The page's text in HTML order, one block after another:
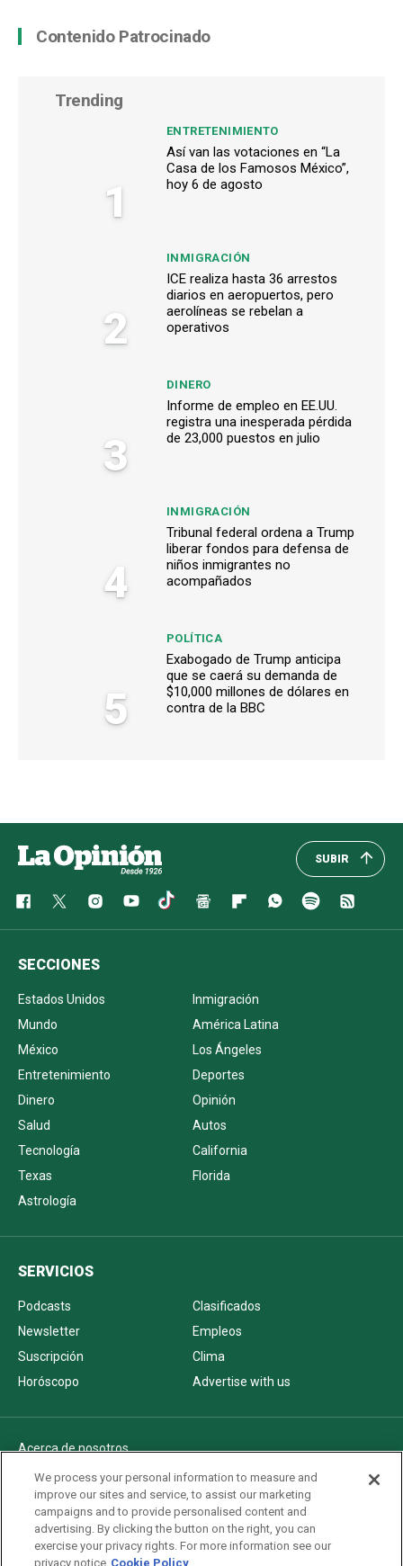
Contenido Patrocinado
Trending
1
ENTRETENIMIENTO
Así van las votaciones en “La
Casa de los Famosos México”,
hoy 6 de agosto
2
INMIGRACIÓN
ICE realiza hasta 36 arrestos
diarios en aeropuertos, pero
aerolíneas se rebelan a
operativos
3
DINERO
Informe de empleo en EE.UU.
registra una inesperada pérdida
de 23,000 puestos en julio
4
INMIGRACIÓN
Tribunal federal ordena a Trump
liberar fondos para defensa de
niños inmigrantes no
acompañados
5
POLÍTICA
Exabogado de Trump anticipa
que se caerá su demanda de
$10,000 millones de dólares en
contra de la BBC
SUBIR
SECCIONES
Estados Unidos
Inmigración
Mundo
América Latina
México
Los Ángeles
Entretenimiento
Deportes
Dinero
Opinión
Salud
Autos
Tecnología
California
Texas
Florida
Astrología
SERVICIOS
Podcasts
Clasificados
Newsletter
Empleos
Suscripción
Clima
Horóscopo
Advertise with us
Acerca de nosotros
Politica de privacidad
Pautas Editoriales
AdChoices
Advertise with us
We process your personal information to measure and
improve our sites and service, to assist our marketing
campaigns and to provide personalised content and
advertising. By clicking the button on the right, you can
exercise your privacy rights. For more information see our
privacy notice Cookie Policy